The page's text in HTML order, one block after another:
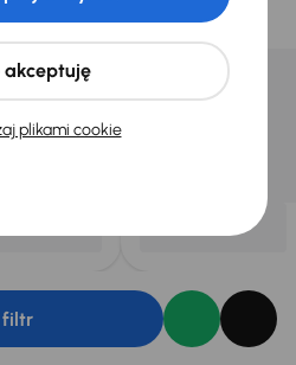
filtr
plikami cookie
akceptuję